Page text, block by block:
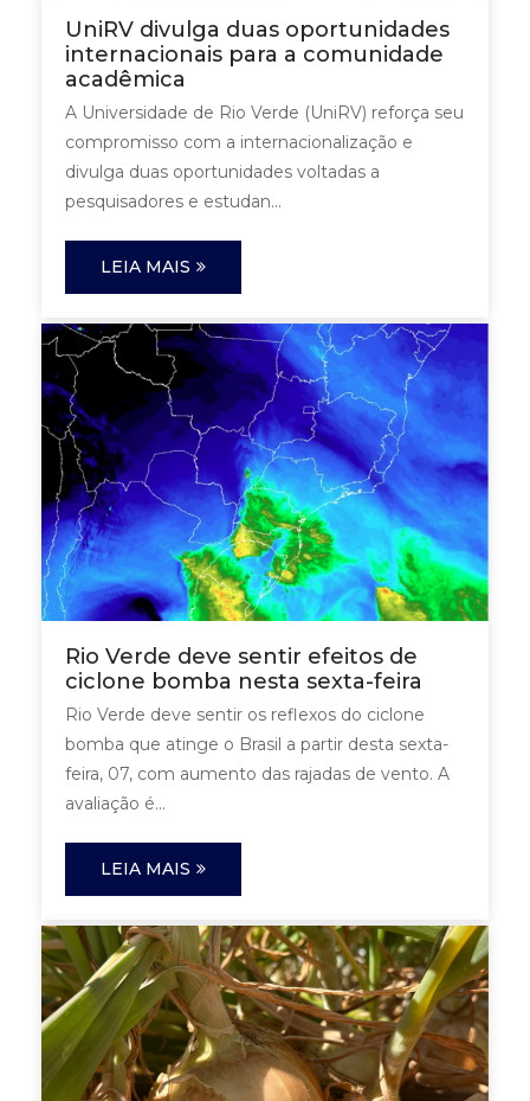
UniRV divulga duas oportunidades
internacionais para a comunidade
acadêmica
A Universidade de Rio Verde (UniRV) reforça seu
compromisso com a internacionalização e
divulga duas oportunidades voltadas a
pesquisadores e estudan...
LEIA MAIS
Rio Verde deve sentir efeitos de
ciclone bomba nesta sexta-feira
Rio Verde deve sentir os reflexos do ciclone
bomba que atinge o Brasil a partir desta sexta-
feira, 07, com aumento das rajadas de vento. A
avaliação é...
LEIA MAIS